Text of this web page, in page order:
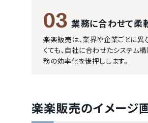
03 業務に合わせて柔
楽楽販売は、業界や企業ごとに異
くても、自社に合わせたシステム
務の効率化を後押しします。
楽楽販売のイメージ